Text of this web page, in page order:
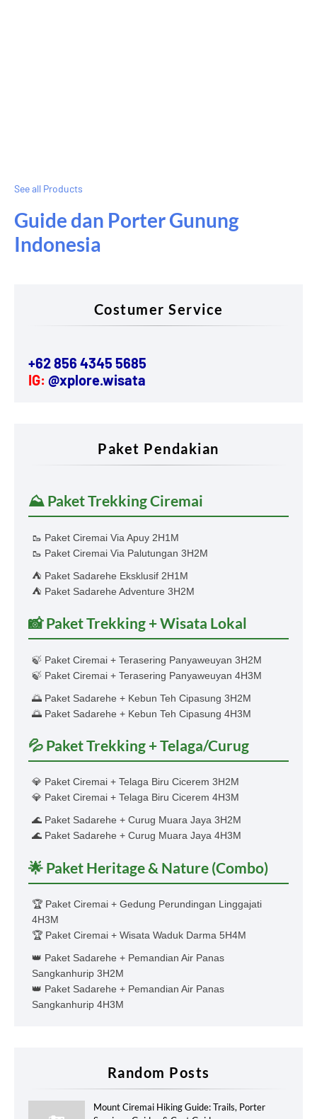
See all Products
Guide dan Porter Gunung
Indonesia
Costumer Service
+62 856 4345 5685
IG: @xplore.wisata
Paket Pendakian
⛰️ Paket Trekking Ciremai
🥾 Paket Ciremai Via Apuy 2H1M
🥾 Paket Ciremai Via Palutungan 3H2M
⛺ Paket Sadarehe Eksklusif 2H1M
⛺ Paket Sadarehe Adventure 3H2M
📸 Paket Trekking + Wisata Lokal
🍃 Paket Ciremai + Terasering Panyaweuyan 3H2M
🍃 Paket Ciremai + Terasering Panyaweuyan 4H3M
🌅 Paket Sadarehe + Kebun Teh Cipasung 3H2M
🌅 Paket Sadarehe + Kebun Teh Cipasung 4H3M
💦 Paket Trekking + Telaga/Curug
💎 Paket Ciremai + Telaga Biru Cicerem 3H2M
💎 Paket Ciremai + Telaga Biru Cicerem 4H3M
🌊 Paket Sadarehe + Curug Muara Jaya 3H2M
🌊 Paket Sadarehe + Curug Muara Jaya 4H3M
🌟 Paket Heritage & Nature (Combo)
🏆 Paket Ciremai + Gedung Perundingan Linggajati
4H3M
🏆 Paket Ciremai + Wisata Waduk Darma 5H4M
👑 Paket Sadarehe + Pemandian Air Panas
Sangkanhurip 3H2M
👑 Paket Sadarehe + Pemandian Air Panas
Sangkanhurip 4H3M
Random Posts
Mount Ciremai Hiking Guide: Trails, Porter